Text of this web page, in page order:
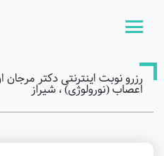
رزرو نوبت اینترنتی دکتر
اعصاب (نورولوژی) ، شیراز